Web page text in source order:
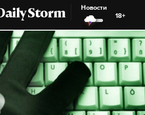
Storm
Новости
18+